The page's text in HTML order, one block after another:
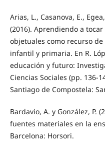
Arias, L., Casanova, E.,
(2016). Aprendiendo a
objetuales como recurso
infantil y primaria. En R.
educación y futuro:
Ciencias Sociales (pp. 136-
Santiago de Compostela:
Bardavio, A. y González, P.
fuentes materiales en la
Barcelona: Horsori.